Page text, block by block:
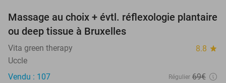
49%
Massage au choix + évtl. réflexologie plantaire
ou deep tissue à Bruxelles
Vita green therapy 8.8 star
Uccle
Vendu : 107
Régulier 69€